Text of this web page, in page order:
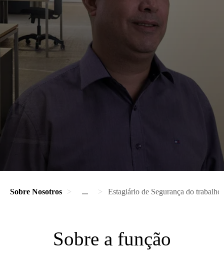
Sobre Nosotros ... Estagiário de Segurança do trabalho
Sobre a função